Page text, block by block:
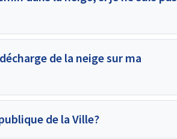
de la neige sur ma
de la Ville?